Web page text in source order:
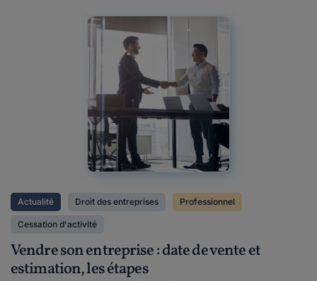
Actualité Droit des entreprises Professionnel
Cessation d'activité
Vendre son entreprise : date de vente et
estimation, les étapes